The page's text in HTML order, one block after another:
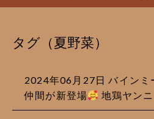
タグ（夏野菜）
2024年06月27日 バインミ
仲間が新登場
地鶏ヤン